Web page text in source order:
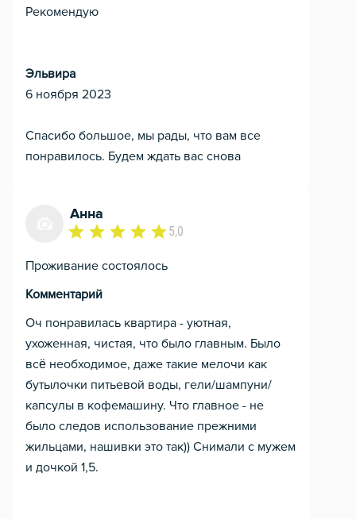
Рекомендую
Эльвира
6 ноября 2023
Спасибо большое, мы рады, что вам все
понравилось. Будем ждать вас снова
Анна
5,0
Проживание состоялось
Комментарий
Оч понравилась квартира - уютная,
ухоженная, чистая, что было главным. Было
всё необходимое, даже такие мелочи как
бутылочки питьевой воды, гели/шампуни/
капсулы в кофемашину. Что главное - не
было следов использование прежними
жильцами, нашивки это так)) Снимали с мужем
и дочкой 1,5.